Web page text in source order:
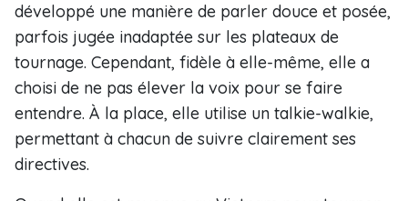
développé une manière de parler douce et posée,
parfois jugée inadaptée sur les plateaux de
tournage. Cependant, fidèle à elle-même, elle a
choisi de ne pas élever la voix pour se faire
entendre. À la place, elle utilise un talkie-walkie,
permettant à chacun de suivre clairement ses
directives.